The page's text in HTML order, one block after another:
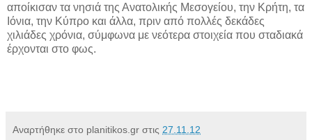
αποίκισαν τα νησιά της Ανατολικής Μεσογείου, την Κρήτη, τα
Ιόνια, την Κύπρο και άλλα, πριν από πολλές δεκάδες
χιλιάδες χρόνια, σύμφωνα με νεότερα στοιχεία που σταδιακά
έρχονται στο φως.
Αναρτήθηκε στο planitikos.gr στις 27.11.12